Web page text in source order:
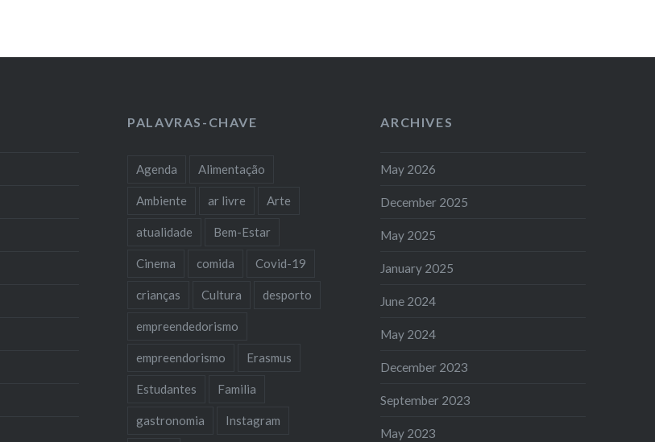
PALAVRAS-CHAVE
Agenda Alimentação
Ambiente ar livre Arte
atualidade Bem-Estar
Cinema comida Covid-19
crianças Cultura desporto
empreendedorismo
empreendorismo Erasmus
Estudantes Familia
gastronomia Instagram
ARCHIVES
May 2026
December 2025
May 2025
January 2025
June 2024
May 2024
December 2023
September 2023
May 2023